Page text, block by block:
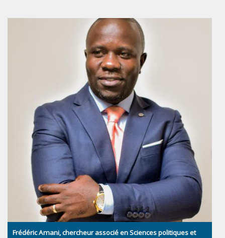
Frédéric Amani, chercheur associé en Sciences politiques et